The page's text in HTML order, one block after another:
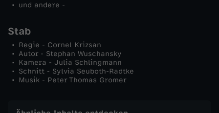
a
n
n
und andere -
Stab
Regie - Cornel Krizsan
Autor - Stephan Wuschansky
Kamera - Julia Schlingmann
Schnitt - Sylvia Seuboth-Radtke
Musik - Peter Thomas Gromer